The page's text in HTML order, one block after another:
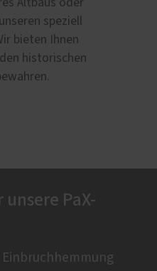
speziell
bieten Ihnen
historischen
PaX-